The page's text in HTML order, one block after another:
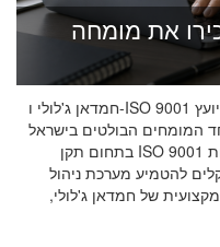
את מומחה
חמדאן ג'לולי ו-ISO 9001 ב-2026: מה חובה לדעת לפני שבוחרים יועץ
המומחים הבולטים בישראל
בתחום תקן ISO 9001 וניהול איכות, עם ניסיון מוכח בליווי עשרות
להטמיע מערכת ניהול
הגישה המקצועית של חמדאן ג'לולי,